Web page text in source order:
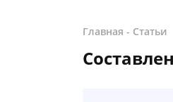
Главная - Статьи